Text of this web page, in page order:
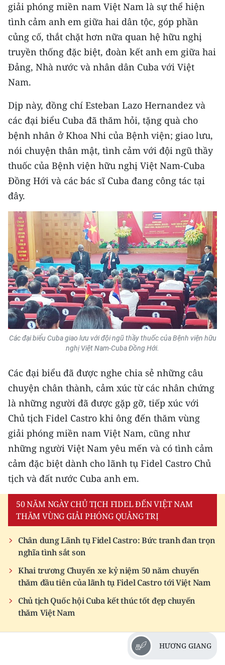
giải phóng miền nam Việt Nam là sự thể hiện
tình cảm anh em giữa hai dân tộc, góp phần
củng cố, thắt chặt hơn nữa quan hệ hữu nghị
truyền thống đặc biệt, đoàn kết anh em giữa hai
Đảng, Nhà nước và nhân dân Cuba với Việt
Nam.
Dịp này, đồng chí Esteban Lazo Hernandez và
các đại biểu Cuba đã thăm hỏi, tặng quà cho
bệnh nhân ở Khoa Nhi của Bệnh viện; giao lưu,
nói chuyện thân mật, tình cảm với đội ngũ thầy
thuốc của Bệnh viện hữu nghị Việt Nam-Cuba
Đồng Hới và các bác sĩ Cuba đang công tác tại
đây.
Các đại biểu Cuba giao lưu với đội ngũ thầy thuốc của Bệnh viện hữu
nghị Việt Nam-Cuba Đồng Hới.
Các đại biểu đã được nghe chia sẻ những câu
chuyện chân thành, cảm xúc từ các nhân chứng
là những người đã được gặp gỡ, tiếp xúc với
Chủ tịch Fidel Castro khi ông đến thăm vùng
giải phóng miền nam Việt Nam, cũng như
những người Việt Nam yêu mến và có tình cảm
cảm đặc biệt dành cho lãnh tụ Fidel Castro Chủ
tịch và đất nước Cuba anh em.
50 NĂM NGÀY CHỦ TỊCH FIDEL ĐẾN VIỆT NAM
THĂM VÙNG GIẢI PHÓNG QUẢNG TRỊ
Chân dung Lãnh tụ Fidel Castro: Bức tranh đan trọn
nghĩa tình sắt son
Khai trương Chuyến xe kỷ niệm 50 năm chuyến
thăm đầu tiên của lãnh tụ Fidel Castro tới Việt Nam
Chủ tịch Quốc hội Cuba kết thúc tốt đẹp chuyến
thăm Việt Nam
HƯƠNG GIANG